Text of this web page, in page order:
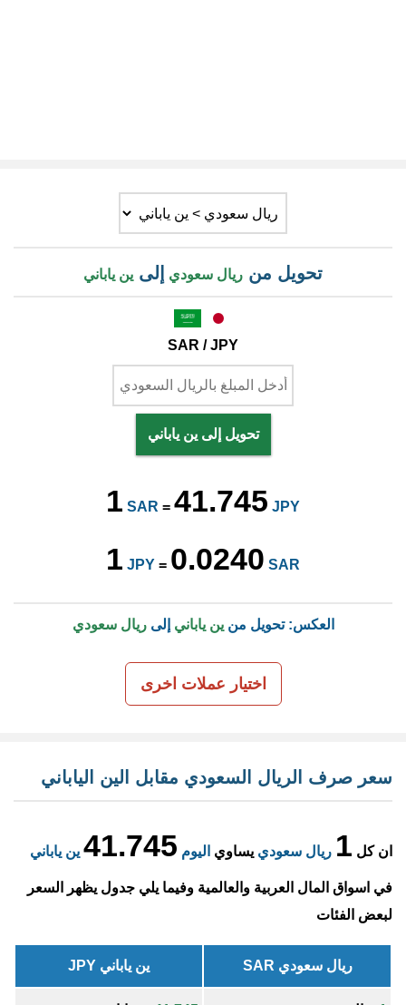
تحويل من ريال سعودي إلى ين ياباني
SAR / JPY
تحويل إلى ين ياباني
1 SAR = 41.745 JPY
1 JPY = 0.0240 SAR
العكس: تحويل منين ياباني إلىريال سعودي
اختيار عملات اخرى
سعر صرف الريال السعودي مقابل الين الياباني
ان كل 1 ريال سعودي يساوي اليوم 41.745 ين ياباني
في اسواق المال العربية والعالمية وفيما يلي جدول يظهر السعر
لبعض الفئات
ريال سعودي SAR ين ياباني JPY